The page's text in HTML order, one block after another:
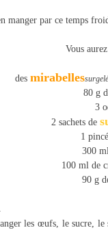
manger par ce temps
Vous
des mirabelles
80 g
3
2 sachets de
1
300
100 ml de
90 g
.
les œufs, le sucre, le